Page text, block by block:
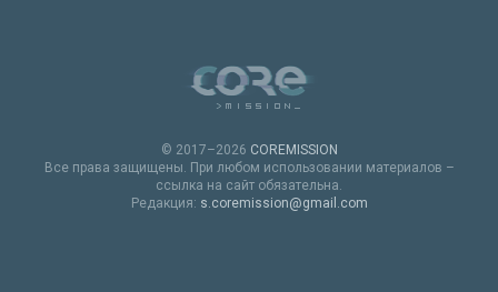
© 2017–2026 COREMISSION
Все права защищены. При любом использовании материалов –
ссылка на сайт обязательна.
Редакция: s.coremission@gmail.com